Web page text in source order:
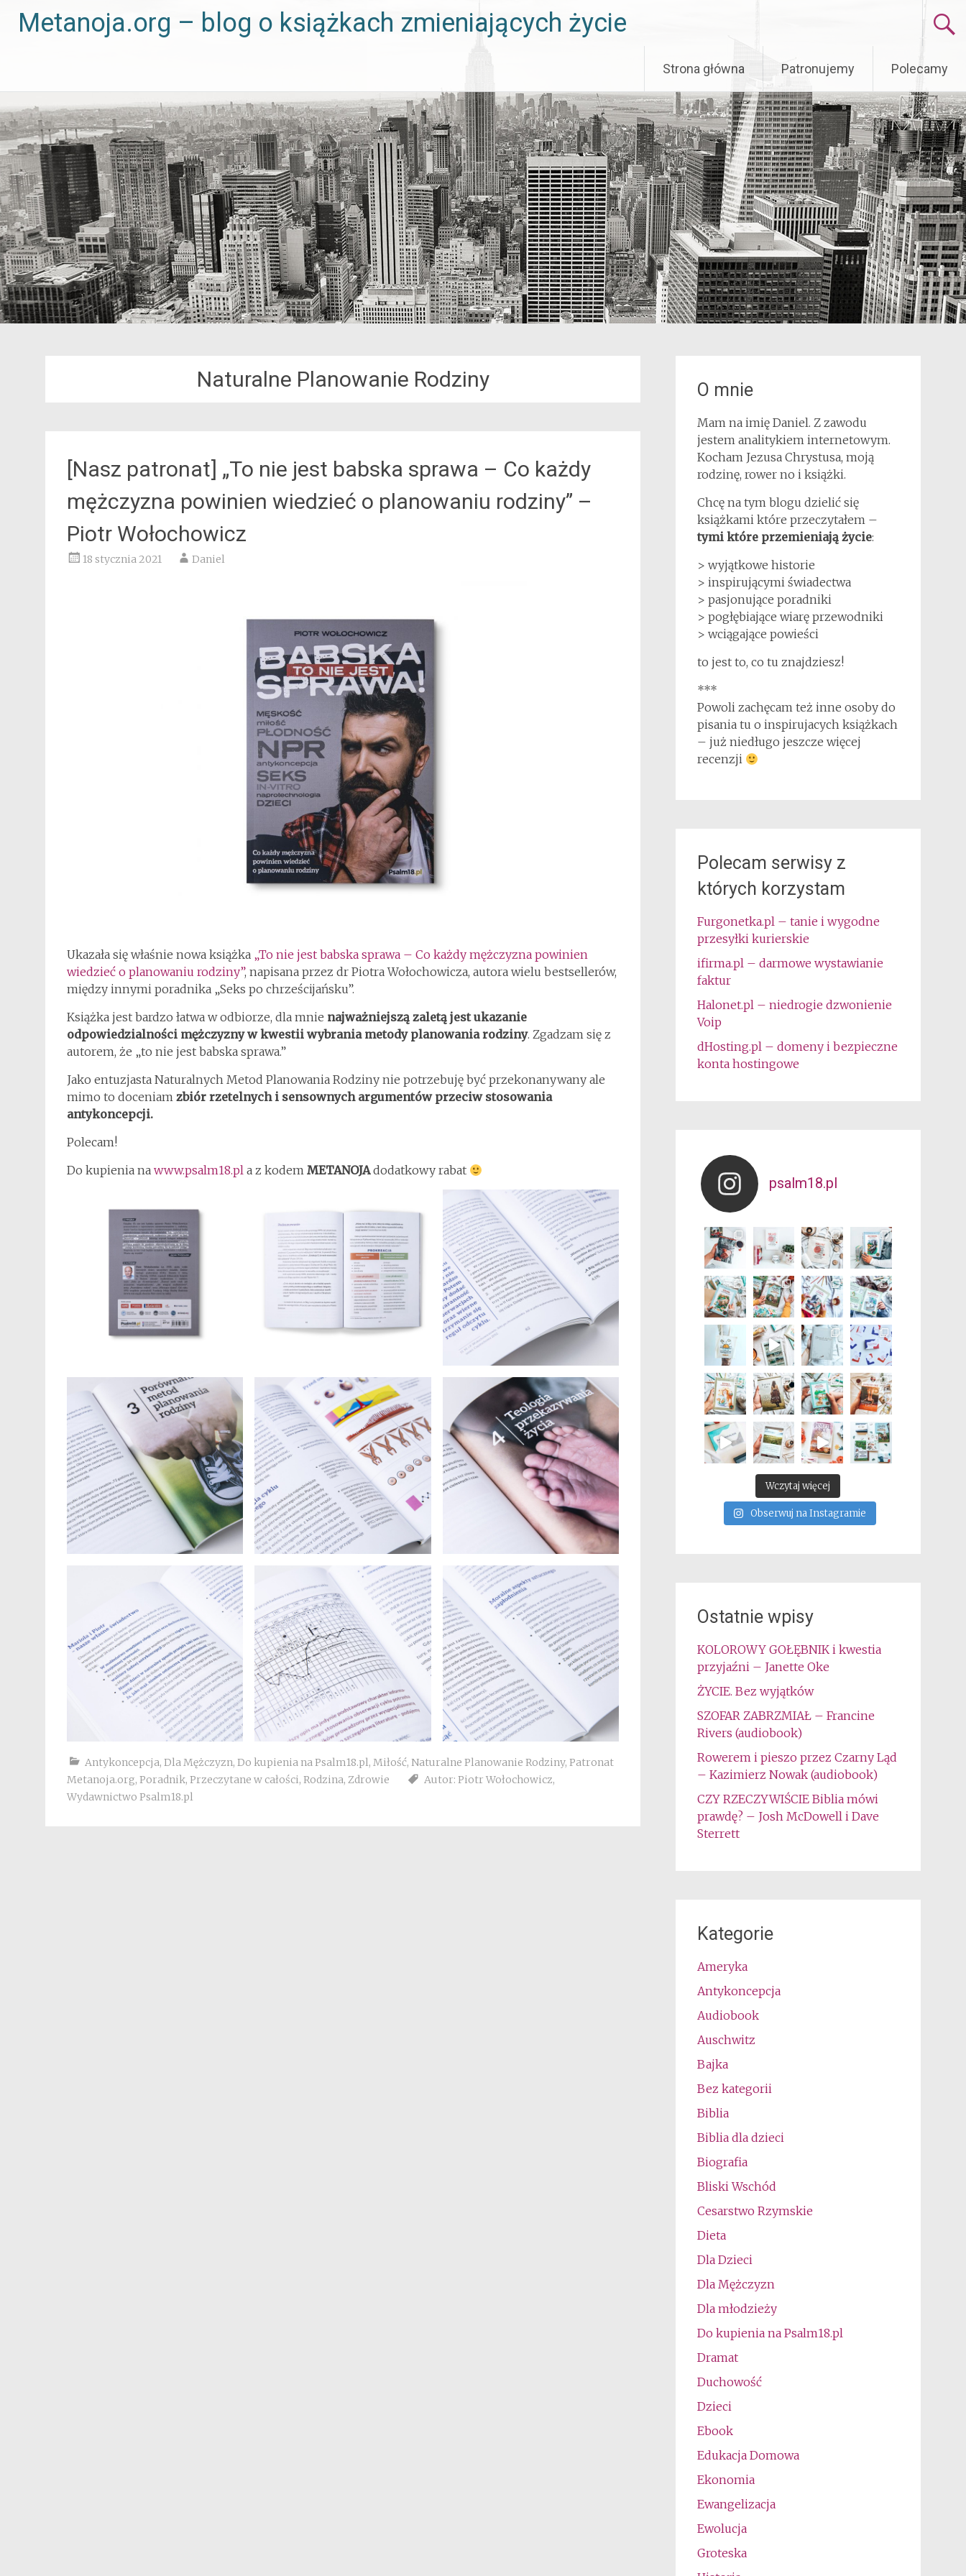
Metanoja.org – blog o książkach zmieniających życie
to
content
Strona główna Patronujemy Polecamy
Naturalne Planowanie Rodziny
[Nasz patronat] „To nie jest babska sprawa – Co każdy
mężczyzna powinien wiedzieć o planowaniu rodziny” –
Piotr Wołochowicz
18 stycznia 2021 Daniel
Ukazała się właśnie nowa książka „To nie jest babska sprawa – Co każdy mężczyzna powinien
wiedzieć o planowaniu rodziny”, napisana przez dr Piotra Wołochowicza, autora wielu bestsellerów,
między innymi poradnika „Seks po chrześcijańsku”.
Książka jest bardzo łatwa w odbiorze, dla mnie najważniejszą zaletą jest ukazanie
odpowiedzialności mężczyzny w kwestii wybrania metody planowania rodziny. Zgadzam się z
autorem, że „to nie jest babska sprawa.”
Jako entuzjasta Naturalnych Metod Planowania Rodziny nie potrzebuję być przekonanywany ale
mimo to doceniam zbiór rzetelnych i sensownych argumentów przeciw stosowania
antykoncepcji.
Polecam!
Do kupienia na www.psalm18.pl a z kodem METANOJAdodatkowy rabat
Antykoncepcja, Dla Mężczyzn, Do kupienia na Psalm18.pl, Miłość, Naturalne Planowanie Rodziny, Patronat
Metanoja.org, Poradnik, Przeczytane w całości, Rodzina, Zdrowie Autor: Piotr Wołochowicz,
Wydawnictwo Psalm18.pl
O mnie
Mam na imię Daniel. Z zawodu
jestem analitykiem internetowym.
Kocham Jezusa Chrystusa, moją
rodzinę, rower no i książki.
Chcę na tym blogu dzielić się
książkami które przeczytałem –
tymi które przemieniają życie:
> wyjątkowe historie
> inspirującymi świadectwa
> pasjonujące poradniki
> pogłębiające wiarę przewodniki
> wciągające powieści
to jest to, co tu znajdziesz!
***
Powoli zachęcam też inne osoby do
pisania tu o inspirujacych książkach
– już niedługo jeszcze więcej
recenzji
Polecam serwisy z
których korzystam
Furgonetka.pl – tanie i wygodne
przesyłki kurierskie
ifirma.pl – darmowe wystawianie
faktur
Halonet.pl – niedrogie dzwonienie
Voip
dHosting.pl – domeny i bezpieczne
konta hostingowe
psalm18.pl
Wczytaj więcej
Obserwuj na Instagramie
Ostatnie wpisy
KOLOROWY GOŁĘBNIK i kwestia
przyjaźni – Janette Oke
ŻYCIE. Bez wyjątków
SZOFAR ZABRZMIAŁ – Francine
Rivers (audiobook)
Rowerem i pieszo przez Czarny Ląd
– Kazimierz Nowak (audiobook)
CZY RZECZYWIŚCIE Biblia mówi
prawdę? – Josh McDowell i Dave
Sterrett
Kategorie
Ameryka
Antykoncepcja
Audiobook
Auschwitz
Bajka
Bez kategorii
Biblia
Biblia dla dzieci
Biografia
Bliski Wschód
Cesarstwo Rzymskie
Dieta
Dla Dzieci
Dla Mężczyzn
Dla młodzieży
Do kupienia na Psalm18.pl
Dramat
Duchowość
Dzieci
Ebook
Edukacja Domowa
Ekonomia
Ewangelizacja
Ewolucja
Groteska